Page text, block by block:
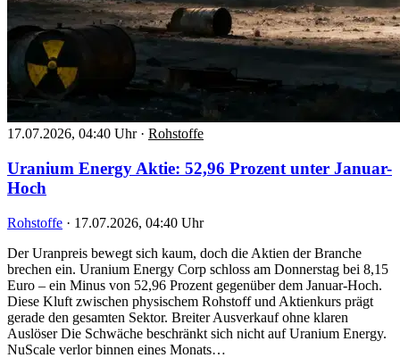
17.07.2026, 04:40 Uhr · Rohstoffe
Uranium Energy Aktie: 52,96 Prozent unter Januar-
Hoch
Rohstoffe · 17.07.2026, 04:40 Uhr
Der Uranpreis bewegt sich kaum, doch die Aktien der Branche
brechen ein. Uranium Energy Corp schloss am Donnerstag bei 8,15
Euro – ein Minus von 52,96 Prozent gegenüber dem Januar-Hoch.
Diese Kluft zwischen physischem Rohstoff und Aktienkurs prägt
gerade den gesamten Sektor. Breiter Ausverkauf ohne klaren
Auslöser Die Schwäche beschränkt sich nicht auf Uranium Energy.
NuScale verlor binnen eines Monats…